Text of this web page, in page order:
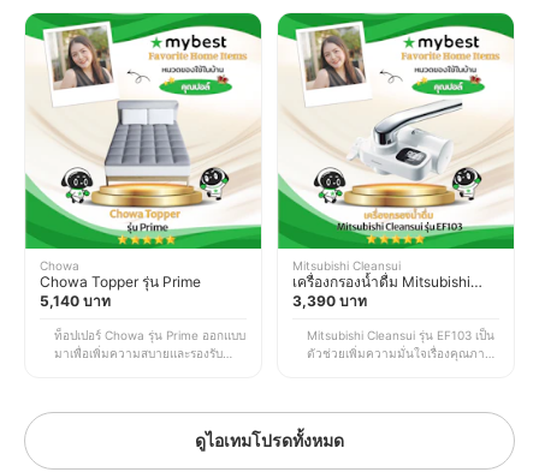
สลับระหว่างการนั่งและยืนทำงาน
หรือปรับระดับให้เหมาะกับสรีระของผู้
ใช้งานแต่ละคนได้อย่างยืดหยุ่น ช่วย
ให้การทำงานหน้าจอคอมเป็นเวลา
นานมีความสบายตัวมากขึ้น ทั้งยัง
ช่วยลดการนั่งอยู่ในท่าเดิมต่อเนื่อง
เป็นเวลานาน ซึ่งมักทำให้เกิดอาการ
ปวดหลัง ปวดคอ และออฟฟิศซินโด
รมได้อีกด้วย *ราคานี้เป็นราคา ณ
เวลาที่ทำการอัปเดตข้อมูล อาจมีการ
เปลี่ยนแปลงตาม EC Site
ถังโดยตรง จึงลดการสัมผัสเชื้อโรค
และสิ่งสกปรกได้เป็นอย่างดี นอกจาก
นี้ ยังมีดีไซน์เรียบหรู เข้ากับการ
ตกแต่งบ้านได้หลากหลายสไตล์
ทำให้พื้นที่ภายในบ้านดูสะอาดตา
และเป็นระเบียบมากขึ้น *ราคานี้เป็น
ราคา ณ เวลาที่ทำการอัปเดตข้อมูล
อาจมีการเปลี่ยนแปลงตาม EC Site
Chowa
Chowa Topper รุ่น Prime
5,140 บาท
ท็อปเปอร์ Chowa รุ่น Prime ออกแบบ
มาเพื่อเพิ่มความสบายและรองรับ
กระจายแรงกดทับจากน้ำหนักตัวได้
Mitsubishi Cleansui
เครื่องกรองน้ำดื่ม Mitsubishi
Cleansui รุ่น EF103
3,390 บาท
Mitsubishi Cleansui รุ่น EF103 เป็น
ตัวช่วยเพิ่มความมั่นใจเรื่องคุณภาพ
และผลไม้ ซึ่งตอบโจทย์บ้านที่มีเด็ก
ดูไอเทมโปรดทั้งหมด